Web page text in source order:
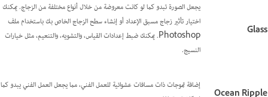
Glass
يجعل الصورة تبدو كما لو كانت معروضة من خلال أنواع مختلفة من الزجاج. يمكنك
اختيار تأثير زجاج مسبق الإعداد أو إنشاء سطح الزجاج الخاص بك باستخدام ملف
Photoshop. يمكنك ضبط إعدادات القياس، والتشويه، والتنعيم، مثل خيارات
النسيج.
إضافة تموجات ذات مسافات عشوائية للعمل الفني، مما يجعل العمل الفني يبدو كما